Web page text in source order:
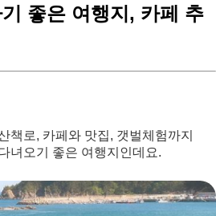
좋은 여행지, 카페 추
책로, 카페와 맛집, 갯벌체험까지
녀오기 좋은 여행지인데요.